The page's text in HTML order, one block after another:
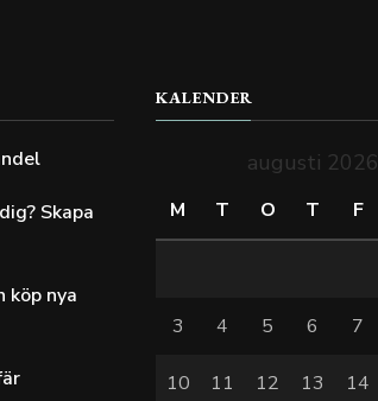
Skapa
köp nya
KALENDER
augusti 2026
M T O T F
3 4 5 6 7
10 11 12 13 14